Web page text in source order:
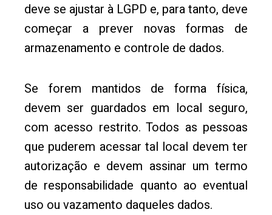
deve se ajustar à LGPD e, para tanto, deve
começar a prever novas formas de
armazenamento e controle de dados.
Se forem mantidos de forma física,
devem ser guardados em local seguro,
com acesso restrito. Todos as pessoas
que puderem acessar tal local devem ter
autorização e devem assinar um termo
de responsabilidade quanto ao eventual
uso ou vazamento daqueles dados.